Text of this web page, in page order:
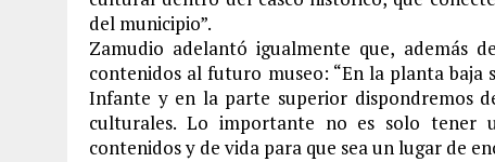
del municipio”.
Zamudio adelantó igualmente que, además
contenidos al futuro museo: “En la planta baja
Infante y en la parte superior dispondremos
culturales. Lo importante no es solo tener
contenidos y de vida para que sea un lugar de